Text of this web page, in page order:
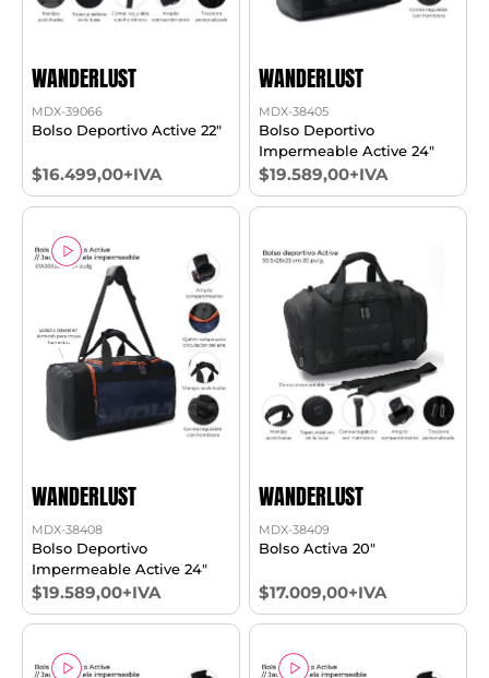
WANDERLUST
MDX-39066
Bolso Deportivo Active 22"
$16.499,00+IVA
WANDERLUST
MDX-38405
Bolso Deportivo
Impermeable Active 24"
$19.589,00+IVA
WANDERLUST
MDX-38408
Bolso Deportivo
Impermeable Active 24"
$19.589,00+IVA
WANDERLUST
MDX-38409
Bolso Activa 20"
$17.009,00+IVA